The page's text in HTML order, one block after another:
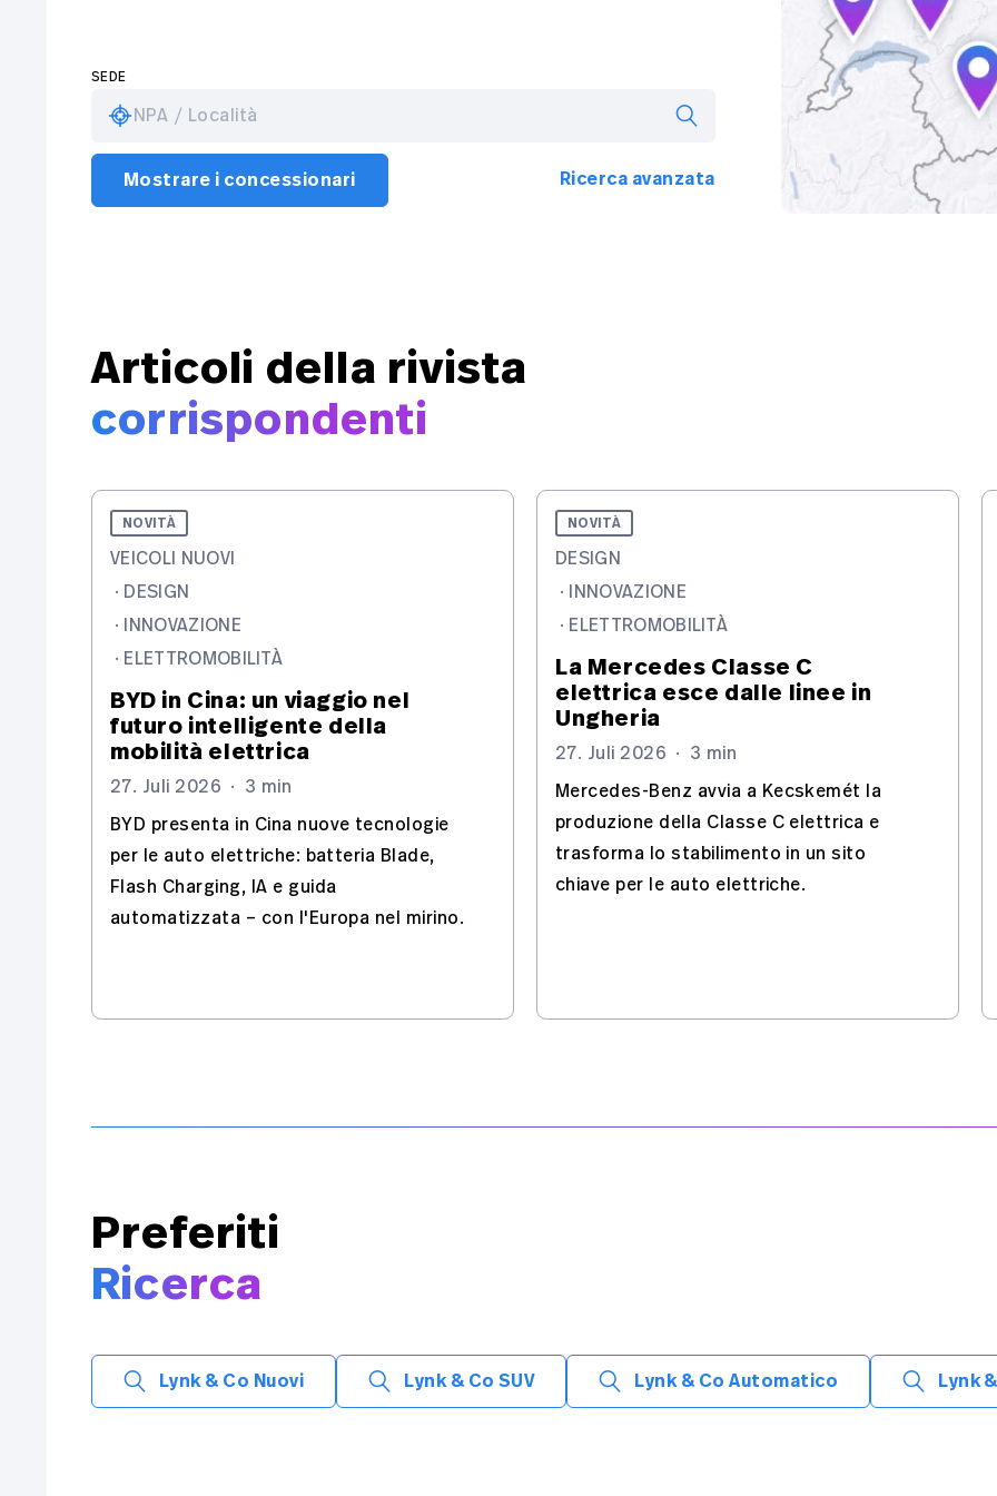
SEDE
NPA / Località
Mostrare i concessionari Ricerca avanzata
Articoli della rivista
corrispondenti
NOVITÀ
VEICOLI NUOVI
· DESIGN
· INNOVAZIONE
· ELETTROMOBILITÀ
BYD in Cina: un viaggio nel
futuro intelligente della
mobilità elettrica
27. Juli 2026 · 3 min
BYD presenta in Cina nuove tecnologie
per le auto elettriche: batteria Blade,
Flash Charging, IA e guida
automatizzata – con l'Europa nel mirino.
NOVITÀ
DESIGN
· INNOVAZIONE
· ELETTROMOBILITÀ
La Mercedes Classe C
elettrica esce dalle linee in
Ungheria
27. Juli 2026 · 3 min
Mercedes-Benz avvia a Kecskemét la
produzione della Classe C elettrica e
trasforma lo stabilimento in un sito
chiave per le auto elettriche.
Preferiti
Ricerca
Lynk & Co Nuovi Lynk & Co SUV Lynk & Co Automatico Lynk